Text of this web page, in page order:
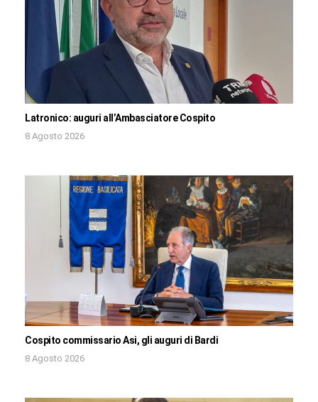
Latronico: auguri all’Ambasciatore Cospito
8 Agosto 2026
Cospito commissario Asi, gli auguri di Bardi
8 Agosto 2026